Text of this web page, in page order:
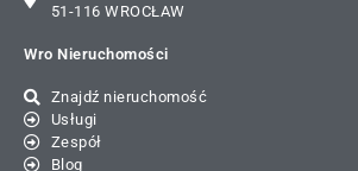
51-116 WROCŁAW
Wro Nieruchomości
Znajdź nieruchomość
Usługi
Zespół
Blog